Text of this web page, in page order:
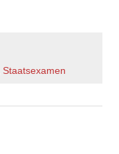
Staatsexamen